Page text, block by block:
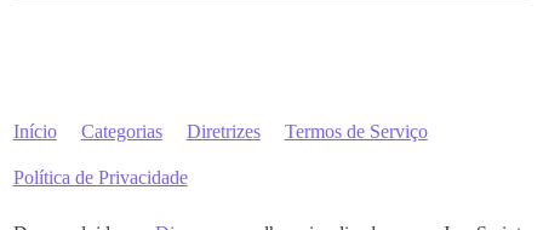
Início Categorias Diretrizes Termos de Serviço
Política de Privacidade